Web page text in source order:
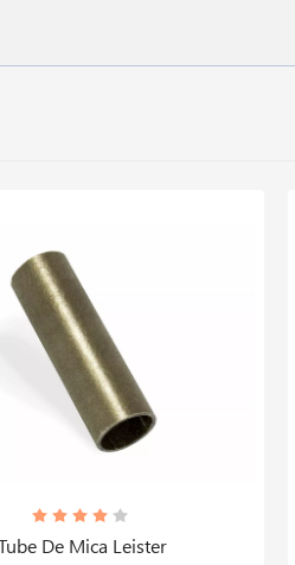
De Mica Leister